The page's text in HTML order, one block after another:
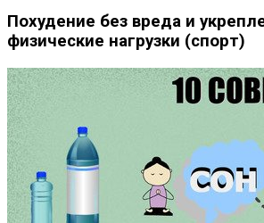
Похудение без вреда и
физические нагрузки (спорт)